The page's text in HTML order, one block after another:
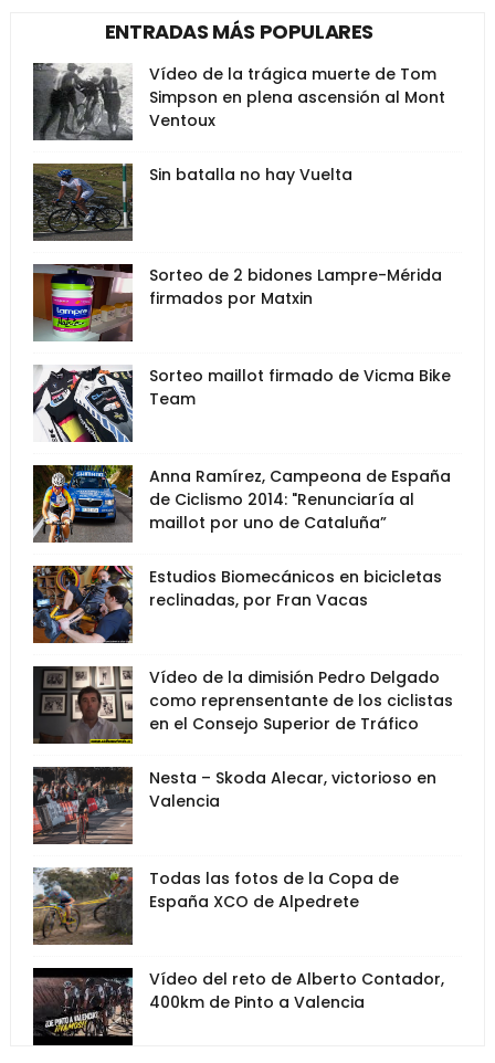
ENTRADAS MÁS POPULARES
Vídeo de la trágica muerte de Tom
Simpson en plena ascensión al Mont
Ventoux
Sin batalla no hay Vuelta
Sorteo de 2 bidones Lampre-Mérida
firmados por Matxin
Sorteo maillot firmado de Vicma Bike
Team
Anna Ramírez, Campeona de España
de Ciclismo 2014: "Renunciaría al
maillot por uno de Cataluña”
Estudios Biomecánicos en bicicletas
reclinadas, por Fran Vacas
Vídeo de la dimisión Pedro Delgado
como reprensentante de los ciclistas
en el Consejo Superior de Tráfico
Nesta – Skoda Alecar, victorioso en
Valencia
Todas las fotos de la Copa de
España XCO de Alpedrete
Vídeo del reto de Alberto Contador,
400km de Pinto a Valencia